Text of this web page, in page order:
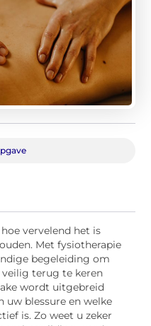
vervelend het is
Met fysiotherapie
begeleiding om
veilig terug te keren
wordt uitgebreid
uw blessure en welke
is. Zo weet u zeker